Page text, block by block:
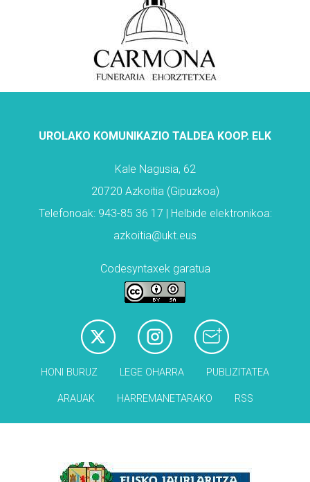
UROLAKO KOMUNIKAZIO TALDEA KOOP. ELK
Kale Nagusia, 62
20720 Azkoitia (Gipuzkoa)
Telefonoak: 943-85 36 17 | Helbide elektronikoa:
azkoitia@ukt.eus
Codesyntaxek garatua
HONI BURUZ LEGE OHARRA PUBLIZITATEA
ARAUAK HARREMANETARAKO RSS